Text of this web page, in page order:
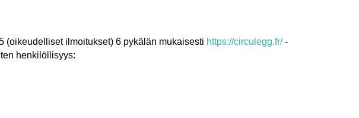
(oikeudelliset ilmoitukset) 6 pykälän mukaisesti https://circulegg.fr/-
henkilöllisyys: